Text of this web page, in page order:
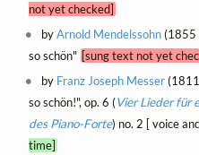
not yet checked]
byArnold Mendelssohn(1855
so schön" [sung text not yet
by Franz Joseph Messer
so schön!", op. 6 (Vier Lieder für
des Piano-Forte) no. 2 [ voice
time]